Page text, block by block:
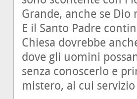
Grande, anche se
E il Santo Padre
Chiesa dovrebbe
dove gli uomini
senza conoscerlo e
mistero, al cui